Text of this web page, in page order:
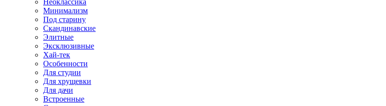
Минимализм
Под старину
Скандинавские
Элитные
Эксклюзивные
Хай-тек
Особенности
Для студии
Для хрущевки
Для дачи
Встроенные